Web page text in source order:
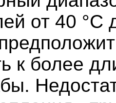
от 40 °С
к более